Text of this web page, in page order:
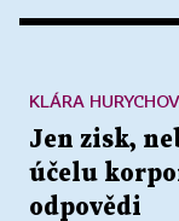
Jen zisk,
účelu
odpovědi
KLÁRA